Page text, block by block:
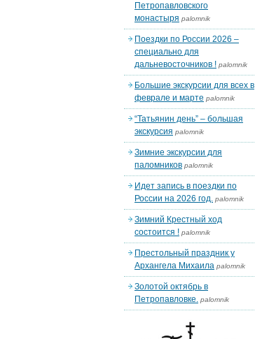
Петропавловского
монастыря palomnik
Поездки по России 2026 –
специально для
дальневосточников ! palomnik
Большие экскурсии для всех в
феврале и марте palomnik
“Татьянин день” – большая
экскурсия palomnik
Зимние экскурсии для
паломников palomnik
Идет запись в поездки по
России на 2026 год. palomnik
Зимний Крестный ход
состоится ! palomnik
Престольный праздник у
Архангела Михаила palomnik
Золотой октябрь в
Петропавловке. palomnik